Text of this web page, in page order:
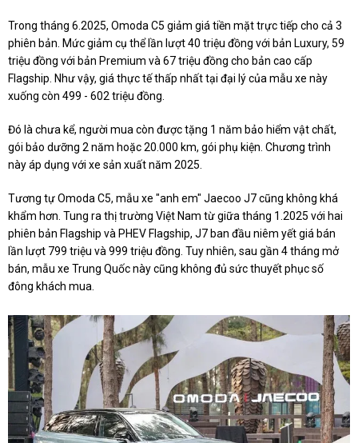
Trong tháng 6.2025, Omoda C5 giảm giá tiền mặt trực tiếp cho cả 3
phiên bản. Mức giảm cụ thể lần lượt 40 triệu đồng với bản Luxury, 59
triệu đồng với bản Premium và 67 triệu đồng cho bản cao cấp
Flagship. Như vậy, giá thực tế thấp nhất tại đại lý của mẫu xe này
xuống còn 499 - 602 triệu đồng.
Đó là chưa kể, người mua còn được tặng 1 năm bảo hiểm vật chất,
gói bảo dưỡng 2 năm hoặc 20.000 km, gói phụ kiện. Chương trình
này áp dụng với xe sản xuất năm 2025.
Tương tự Omoda C5, mẫu xe "anh em" Jaecoo J7 cũng không khá
khẩm hơn. Tung ra thị trường Việt Nam từ giữa tháng 1.2025 với hai
phiên bản Flagship và PHEV Flagship, J7 ban đầu niêm yết giá bán
lần lượt 799 triệu và 999 triệu đồng. Tuy nhiên, sau gần 4 tháng mở
bán, mẫu xe Trung Quốc này cũng không đủ sức thuyết phục số
đông khách mua.